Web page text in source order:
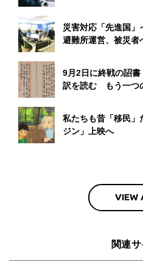
災害対応「先進国
避難所運営、被災者
9月2日に終戦の詔
訳を読む もう一つ
私たちも昔「移民
ジン」上映へ
VIEW
関連サ